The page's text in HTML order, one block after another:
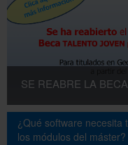
SE REABRE LA
¿Qué software necesita
los módulos del máster?